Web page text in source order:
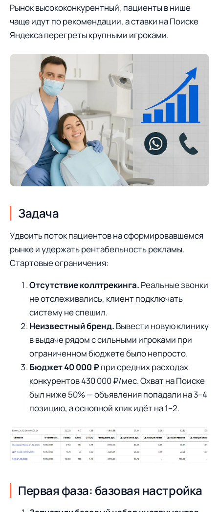
Рынок высококонкурентный, пациенты в нише
чаще идут по рекомендации, а ставки на Поиске
Яндекса перегреты крупными игроками.
Задача
Удвоить поток пациентов на сформировавшемся
рынке и удержать рентабельность рекламы.
Стартовые ограничения:
Отсутствие коллтрекинга. Реальные звонки
не отслеживались, клиент подключать
систему не спешил.
Неизвестный бренд. Вывести новую клинику
в выдаче рядом с сильными игроками при
ограниченном бюджете было непросто.
Бюджет 40 000 ₽при средних расходах
конкурентов 430 000 ₽/мес. Охват на Поиске
был ниже 50% — объявления попадали на 3–4
позицию, а основной клик идёт на 1–2.
Первая фаза: базовая настройка